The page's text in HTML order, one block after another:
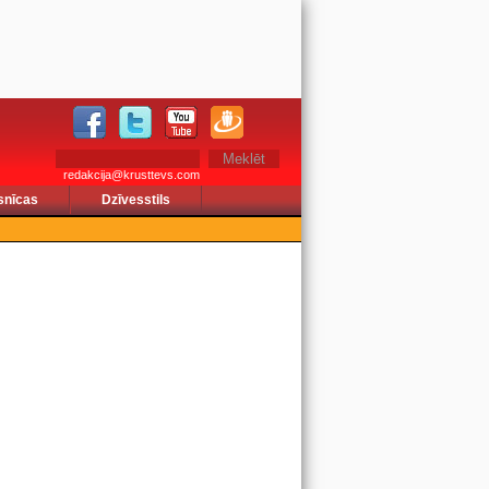
redakcija@krusttevs.com
Dzīvesstils